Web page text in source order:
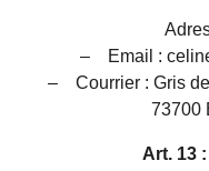
– Email :
– Courrier : Gris de
73700
Art. 13